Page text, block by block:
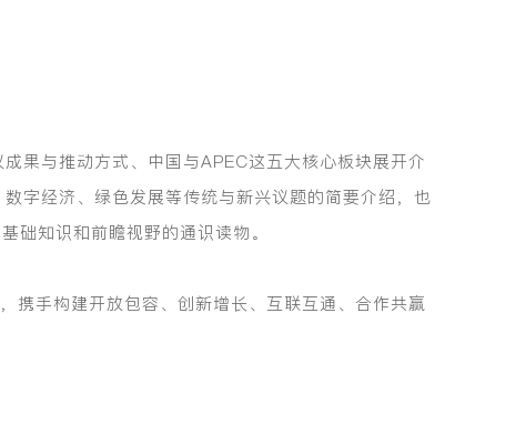
果与推动方式、中国与APEC这五大核心板块展开介
字经济、绿色发展等传统与新兴议题的简要介绍，也
础知识和前瞻视野的通识读物。
携手构建开放包容、创新增长、互联互通、合作共赢